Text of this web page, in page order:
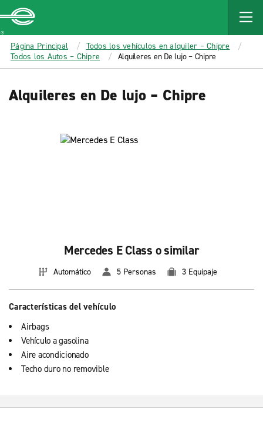
MAIN
CONTENT
Enterprise
Página Principal
Todos los vehículos en alquiler – Chipre
Todos los Autos – Chipre
Alquileres en De lujo – Chipre
Alquileres en De lujo – Chipre
Mercedes E Class o similar
Automático 5 Personas 3 Equipaje
Características del vehículo
Airbags
Vehículo a gasolina
Aire acondicionado
Techo duro no removible